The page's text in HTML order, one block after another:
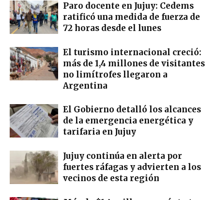
Paro docente en Jujuy: Cedems
ratificó una medida de fuerza de
72 horas desde el lunes
El turismo internacional creció:
más de 1,4 millones de visitantes
no limítrofes llegaron a
Argentina
El Gobierno detalló los alcances
de la emergencia energética y
tarifaria en Jujuy
Jujuy continúa en alerta por
fuertes ráfagas y advierten a los
vecinos de esta región